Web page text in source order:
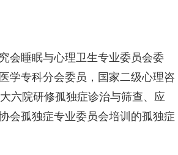
会睡眠与心理卫生专业委员会委
学专科分会委员，国家二级心理咨
六院研修孤独症诊治与筛查、应
会孤独症专业委员会培训 的孤独症